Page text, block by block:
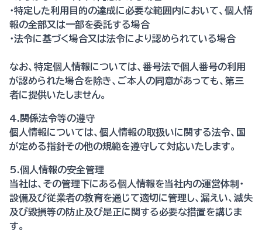
・特定した利用目的の達成に必要な範囲内において、個人情
報の全部又は一部を委託する場合
・法令に基づく場合又は法令により認められている場合
なお、特定個人情報については、番号法で個人番号の利用
が認められた場合を除き、ご本人の同意があっても、第三
者に提供いたしません。
4.関係法令等の遵守
個人情報については、個人情報の取扱いに関する法令、国
が定める指針その他の規範を遵守して対応いたします。
5.個人情報の安全管理
当社は、その管理下にある個人情報を当社内の運営体制・
設備及び従業者の教育を通じて適切に管理し、漏えい、滅失
及び毀損等の防止及び是正に関する必要な措置を講じま
す。